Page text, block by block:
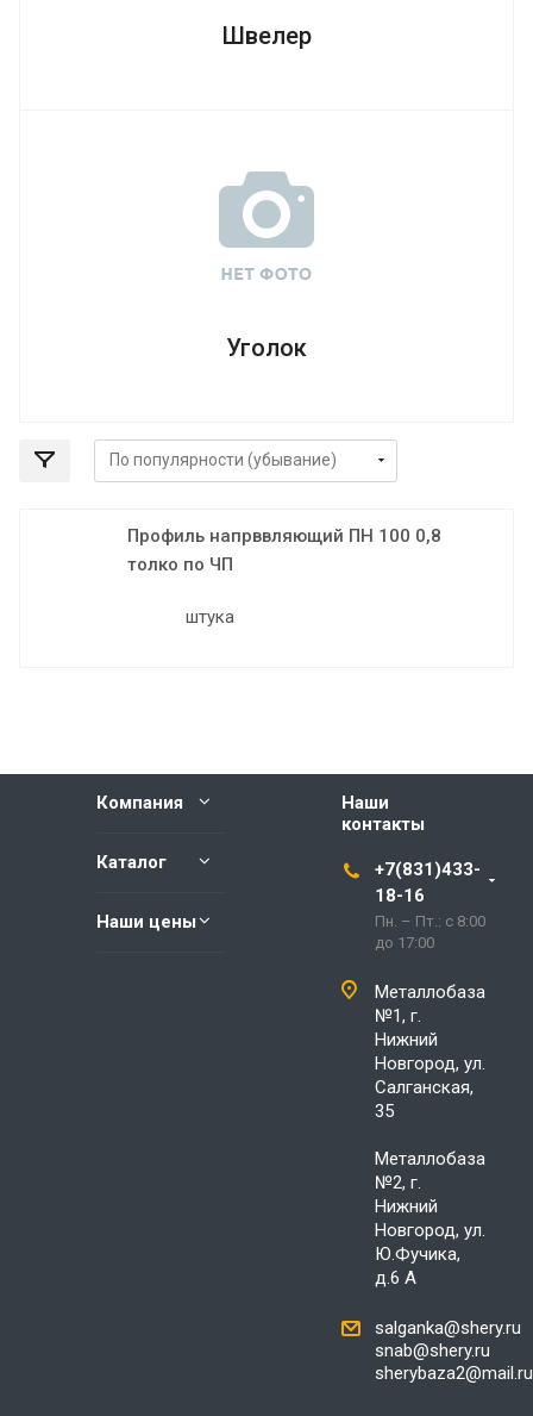
Швелер
Уголок
Профиль напрввляющий ПН 100 0,8
толко по ЧП
штука
Компания
Каталог
Наши цены
Наши
контакты
+7(831)433-
18-16
Пн. – Пт.: с 8:00
до 17:00
Металлобаза
№1, г.
Нижний
Новгород, ул.
Салганская,
35
Металлобаза
№2, г.
Нижний
Новгород, ул.
Ю.Фучика,
д.6 А
salganka@shery.ru
snab@shery.ru
sherybaza2@mail.ru